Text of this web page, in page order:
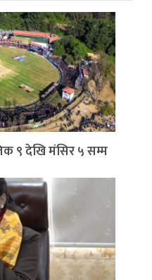
९ देखि मंसिर ५ सम्म